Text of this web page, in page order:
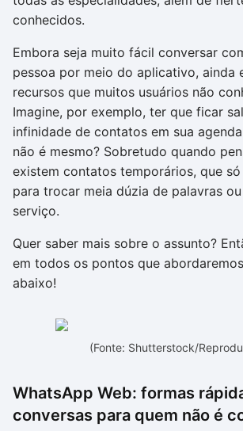
conhecidos.
Embora seja muito fácil conversar
pessoa por meio do aplicativo, ainda
recursos que muitos usuários não
Imagine, por exemplo, ter que ficar
infinidade de contatos em sua
não é mesmo? Sobretudo quando
existem contatos temporários, que
para trocar meia dúzia de palavras
serviço.
Quer saber mais sobre o assunto?
em todos os pontos que
abaixo!
(Fonte: Shutterstock/
WhatsApp Web: formas
conversas para quem não é